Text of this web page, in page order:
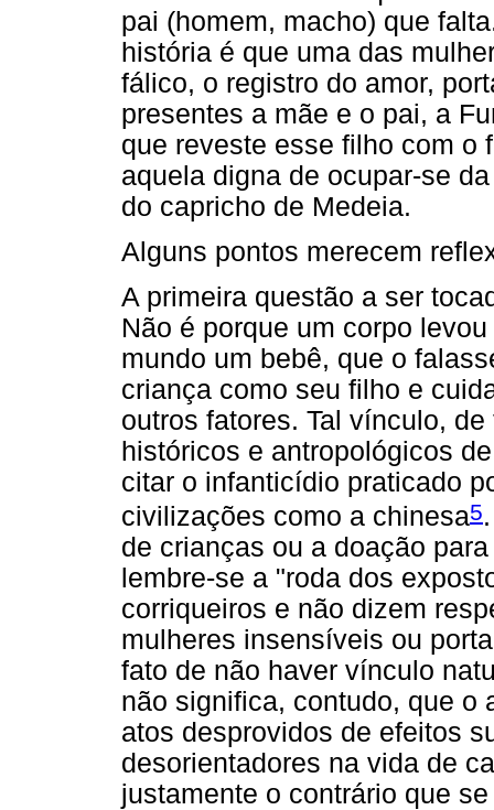
pai (homem, macho) que
história é que uma das
fálico, o registro do amor,
presentes a mãe e o pai, a
que reveste esse filho com o
aquela digna de ocupar-se
do capricho de Medeia.
Alguns pontos merecem
A primeira questão a ser
Não é porque um corpo
mundo um bebê, que o
criança como seu filho e
outros fatores. Tal vínculo,
históricos e antropológicos
citar o infanticídio praticado
civilizações como a chinesa5
de crianças ou a doação
lembre-se a "roda dos
corriqueiros e não dizem
mulheres insensíveis ou
fato de não haver vínculo
não significa, contudo, que o
atos desprovidos de efeitos
desorientadores na vida de
justamente o contrário que